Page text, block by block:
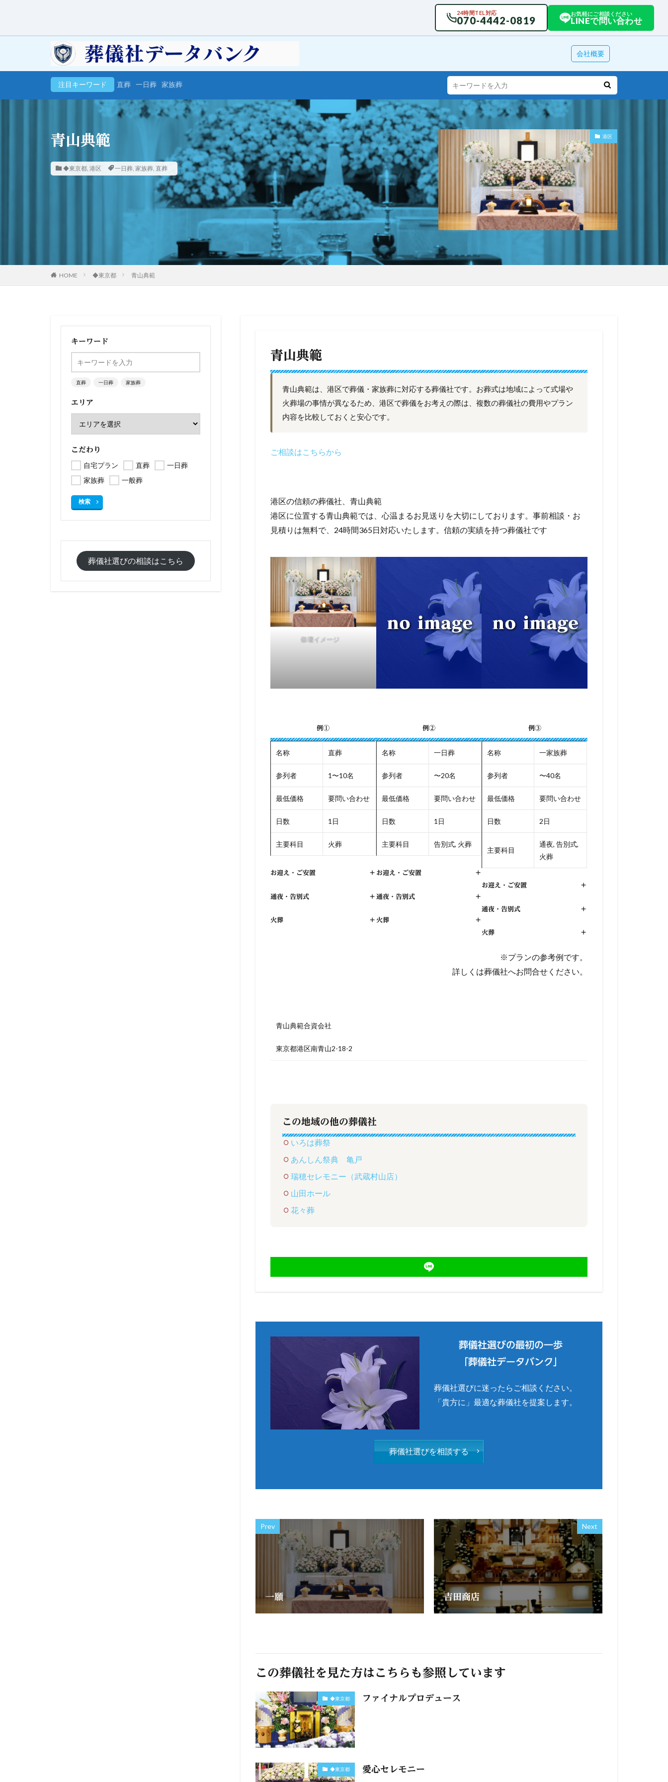
24時間TEL対応
070-4442-0819
お気軽にご相談ください
LINEで問い合わせ
会社概要
注目キーワード 直葬 一日葬 家族葬
青山典範
◆東京都, 港区 一日葬, 家族葬, 直葬
港区
HOME ◆東京都 青山典範
青山典範
青山典範は、港区で葬儀・家族葬に対応する葬儀社です。お葬式は地域によって式場や
火葬場の事情が異なるため、港区で葬儀をお考えの際は、複数の葬儀社の費用やプラン
内容を比較しておくと安心です。
ご相談はこちらから
港区の信頼の葬儀社、青山典範
港区に位置する青山典範では、心温まるお見送りを大切にしております。事前相談・お
見積りは無料で、24時間365日対応いたします。信頼の実績を持つ葬儀社です
祭壇イメージ
例①
名称 直葬
参列者 1〜10名
最低価格 要問い合わせ
日数 1日
主要科目 火葬
お迎え・ご安置 +
通夜・告別式 +
火葬 +
例②
名称 一日葬
参列者 〜20名
最低価格 要問い合わせ
日数 1日
主要科目 告別式, 火葬
お迎え・ご安置 +
通夜・告別式 +
火葬 +
例③
名称 一家族葬
参列者 〜40名
最低価格 要問い合わせ
日数 2日
主要科目
通夜, 告別式,
火葬
お迎え・ご安置 +
通夜・告別式 +
火葬 +
※プランの参考例です。
詳しくは葬儀社へお問合せください。
青山典範合資会社
東京都港区南青山2-18-2
この地域の他の葬儀社
いろは葬祭
あんしん祭典 亀戸
瑞穂セレモニー（武蔵村山店）
山田ホール
花々葬
葬儀社選びの最初の一歩
「葬儀社データバンク」
葬儀社選びに迷ったらご相談ください。
「貴方に」最適な葬儀社を提案します。
葬儀社選びを相談する
Prev
一願
Next
吉田商店
この葬儀社を見た方はこちらも参照しています
◆東京都 ファイナルプロデュース
◆東京都 愛心セレモニー
キーワード
直葬 一日葬 家族葬
エリア
こだわり
自宅プラン 直葬
一日葬
家族葬
一般葬
検索
葬儀社選びの相談はこちら